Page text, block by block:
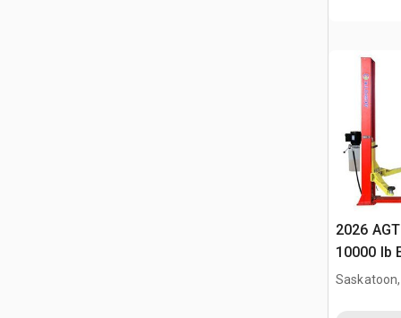
2026
10000 lb
Saskatoon,